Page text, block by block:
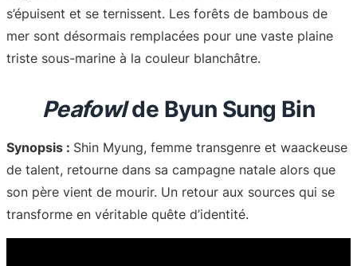
s’épuisent et se ternissent. Les forêts de bambous de
mer sont désormais remplacées pour une vaste plaine
triste sous-marine à la couleur blanchâtre.
Peafowlde Byun Sung Bin
Synopsis : Shin Myung, femme transgenre et waackeuse
de talent, retourne dans sa campagne natale alors que
son père vient de mourir. Un retour aux sources qui se
transforme en véritable quête d’identité.